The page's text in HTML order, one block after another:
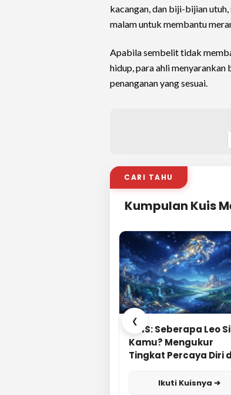
kacangan, dan biji-bijian
malam untuk membantu
Apabila sembelit tidak
hidup, para ahli
penanganan yang sesuai.
CARI TAHU
Kumpulan Kuis
❮
KUIS: Seberapa Leo
Kamu? Mengukur
Tingkat Percaya Diri
Ikuti Kuisnya ➔